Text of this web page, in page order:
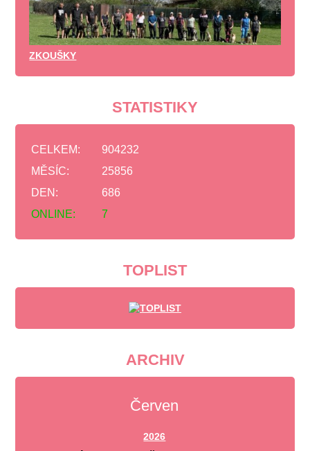
ZKOUŠKY
STATISTIKY
ONLINE: 7
CELKEM:
904232
MĚSÍC:
25856
DEN:
686
TOPLIST
ARCHIV
Červen
2026